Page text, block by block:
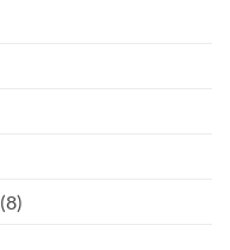
(8)